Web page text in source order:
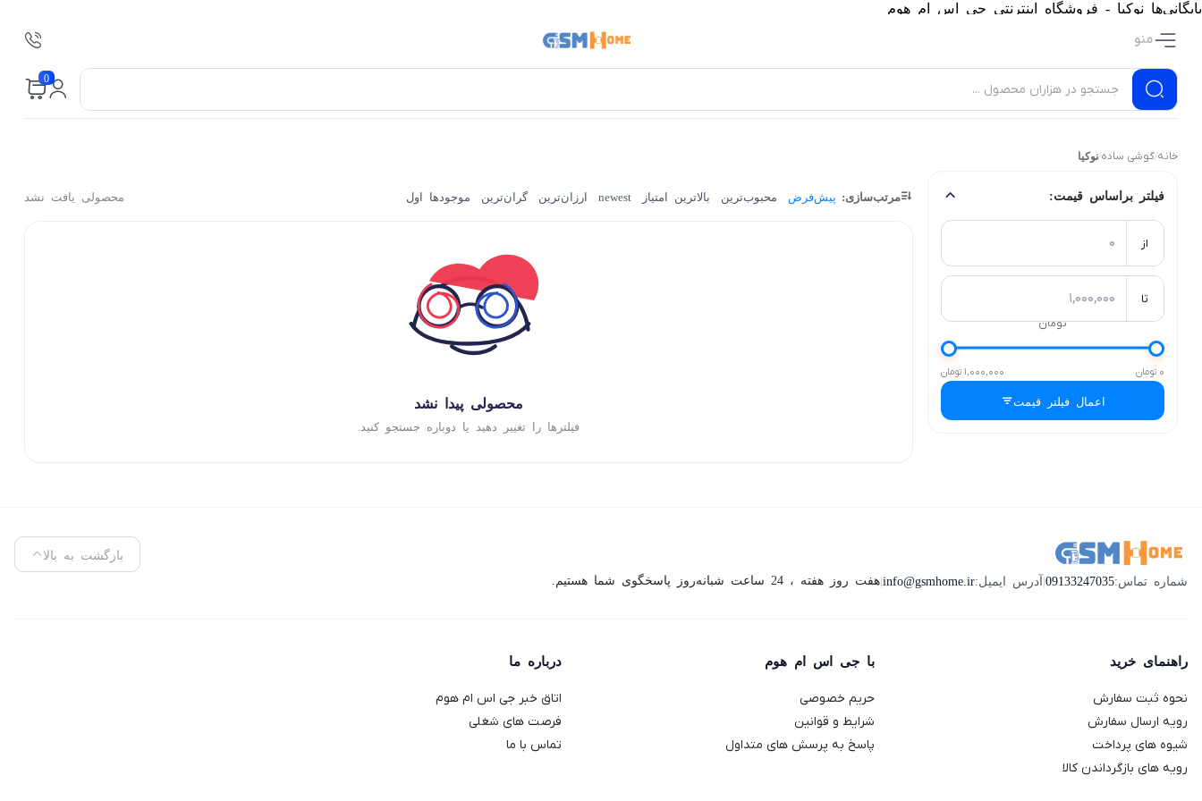
بایگانی‌ها نوکیا - فروشگاه اینترنتی جی اس ام هوم
منو
0
خانه/گوشی ساده/نوکیا
فیلتر براساس قیمت:
از
تا
تومان
0 تومان 1,000,000 تومان
اعمال فیلتر قیمت
مرتب‌سازی: پیش‌فرض محبوب‌ترین بالاترین امتیاز newest ارزان‌ترین گران‌ترین موجودها اول محصولی یافت نشد
محصولی پیدا نشد
فیلترها را تغییر دهید یا دوباره جستجو کنید.
شماره تماس:09133247035
|آدرس ایمیل:info@gsmhome.ir
|هفت روز هفته ، 24 ساعت شبانه‌روز پاسخگوی شما هستیم.
بازگشت به بالا
راهنمای خرید
نحوه ثبت سفارش
رویه ارسال سفارش
شیوه های پرداخت
رویه های بازگرداندن کالا
با جی اس ام هوم
حریم خصوصی
شرایط و قوانین
پاسخ به پرسش های متداول
درباره ما
اتاق خبر جی اس ام هوم
فرصت های شغلی
تماس با ما